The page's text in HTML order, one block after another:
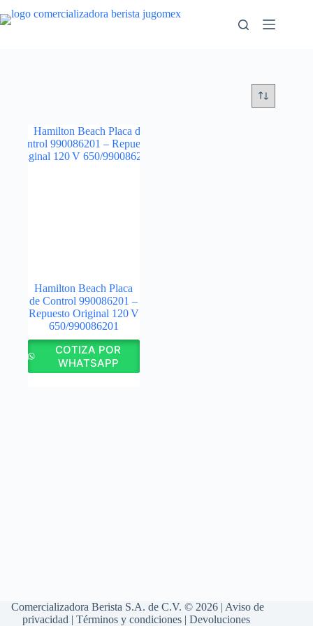
al
Hamilton Beach Placa
de Control 990086201 –
Repuesto Original 120 V
650/990086201
COTIZA POR
WHATSAPP
Comercializadora Berista S.A. de C.V. © 2026 | Aviso de
privacidad |Términos y condiciones |Devoluciones